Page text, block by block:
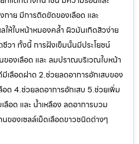
กาย มีการติดขัดของเลือด และ
ห้ใบหน้าหมองคล้ำ ผิวมันเกิดสิวง่าย
วา ทั้งนี้ การฝังเข็มนั้นมีประโยชน์
ของเลือด และ ลมปราณบริเวณใบหน้า
เลือดฝาด 2.ช่วยลดอาการอักเสบของ
ด 4.ช่วยลดอาการอักเสบ 5.ช่วยเพิ่ม
ลือด และ น้ำเหลือง ลดอาการบวม
ของเซลล์เม็ดเลือดขาวชนิดต่างๆ